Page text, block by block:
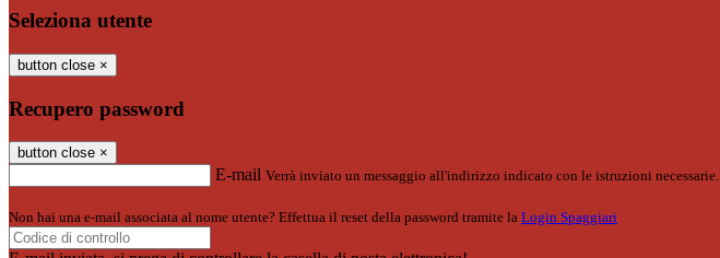
Seleziona utente
button close ×
Recupero password
button close ×
E-mail Verrà inviato un messaggio all'indirizzo indicato con le istruzioni necessarie.
Non hai una e-mail associata al nome utente? Effettua il reset della password tramite la Login Spaggiari